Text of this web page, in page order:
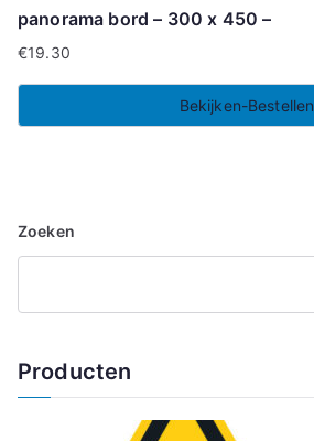
panorama bord – 300 x 450 –
€19.30
Bekijken-Bestellen
Zoeken
Producten